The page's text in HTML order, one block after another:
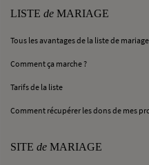
LISTE de MARIAGE
Tous les avantages de la liste de mariage
Comment ça marche ?
Tarifs de la liste
Comment récupérer les dons de mes
SITE de MARIAGE